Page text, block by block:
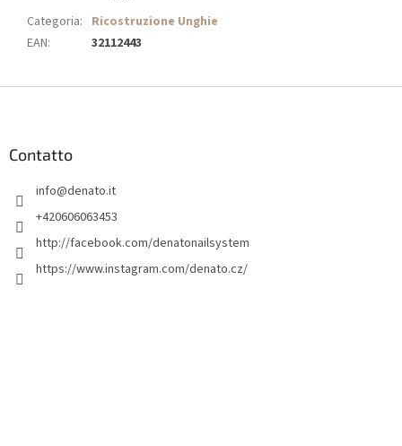
Categoria: Ricostruzione Unghie
EAN: 32112443
Contatto
info@denato.it
+420606063453
http://facebook.com/denatonailsystem
https://www.instagram.com/denato.cz/